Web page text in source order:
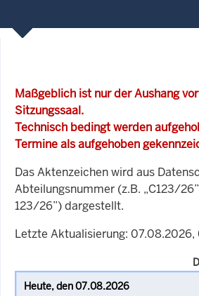
Maßgeblich ist nur der Aushang
Sitzungssaal.
Technisch bedingt werden
Termine als aufgehoben
Das Aktenzeichen wird aus
Abteilungsnummer (z.B. „C123/
123/26”) dargestellt.
Letzte Aktualisierung: 07.08.2026,